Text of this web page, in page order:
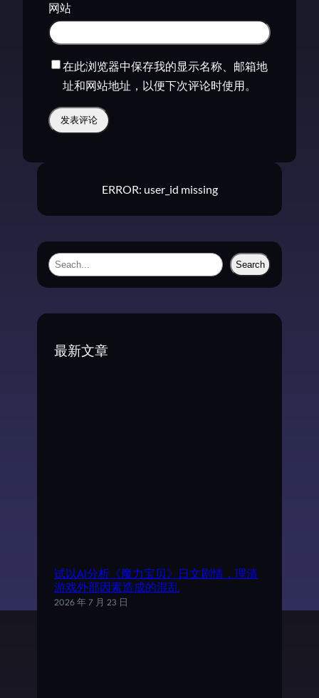
网站
在此浏览器中保存我的显示名称、邮箱地
址和网站地址，以便下次评论时使用。
ERROR: user_id missing
S
Search
最新文章
试以AI分析《魔力宝贝》日文剧情，理清
游戏外部因素造成的混乱
2026 年 7 月 23 日